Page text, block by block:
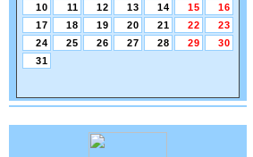
10
11 12 13 14 15
16
17
18 19 20 21 22
23
24
25 26 27 28 29
30
31